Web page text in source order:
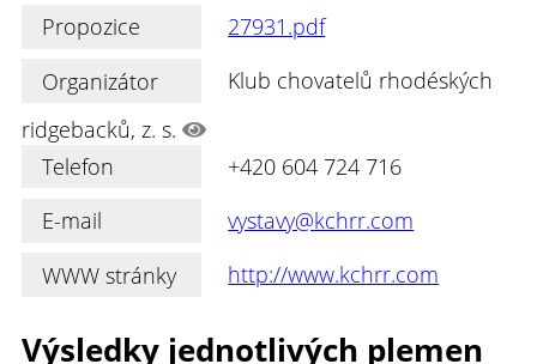
Propozice
27931.pdf
Organizátor
Klub chovatelů rhodéských
ridgebacků, z. s.
Telefon
+420 604 724 716
E-mail
vystavy@kchrr.com
WWW stránky
http://www.kchrr.com
Výsledky jednotlivých plemen